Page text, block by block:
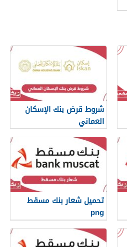
شروط قرض بنك الإسكان
العماني
تحميل شعار بنك مسقط
png